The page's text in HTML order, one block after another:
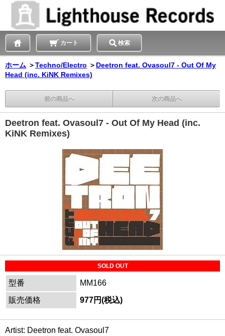
カート 検索
ホーム ＞Techno/Electro ＞ Deetron feat. Ovasoul7 - Out Of My
Head (inc. KiNK Remixes)
前の商品へ 次の商品へ
Deetron feat. Ovasoul7 - Out Of My Head (inc.
KiNK Remixes)
SOLD OUT
型番
MM166
販売価格
977円(税込)
Artist: Deetron feat. Ovasoul7